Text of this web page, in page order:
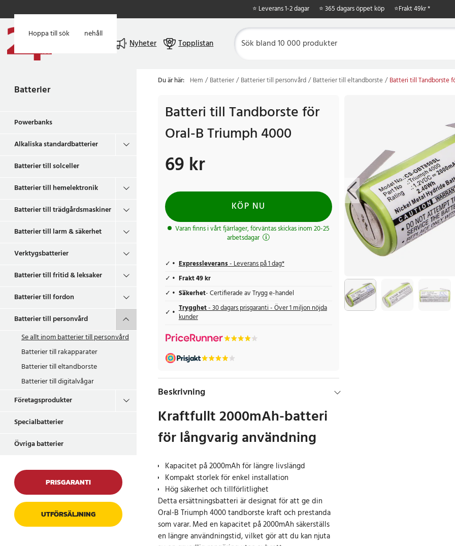
Hoppa till huvudinnehåll
Hoppa till sök
⭐ Leverans 1-2 dagar ⭐ 365 dagars öppet köp ⭐Frakt 49kr *
Nyheter Topplistan
Batterier
Powerbanks
Alkaliska standardbatterier
Batterier till solceller
Batterier till hemelektronik
Batterier till trädgårdsmaskiner
Batterier till larm & säkerhet
Verktygsbatterier
Batterier till fritid & leksaker
Batterier till fordon
Batterier till personvård
Se allt inombatterier till personvård
Batterier till rakapparater
Batterier till eltandborste
Batterier till digitalvågar
Företagsprodukter
Specialbatterier
Övriga batterier
PRISGARANTI
UTFÖRSÄLJNING
Du är här: Hem Batterier Batterier till personvård Batterier till eltandborste Batteri till Tandborste
Batteri till Tandborste för
Oral-B Triumph 4000
Pris:69 kr
69 kr
KÖP NU
Varan finns i vårt fjärrlager, förväntas skickas inom 20-25
arbetsdagar
Expressleverans- Leverans på 1 dag*
Frakt 49 kr
Säkerhet- Certifierade av Trygg e-handel
Trygghet- 30 dagars prisgaranti - Över 1 miljon nöjda
kunder
Beskrivning
Kraftfullt 2000mAh-batteri
för långvarig användning
Kapacitet på 2000mAh för längre livslängd
Kompakt storlek för enkel installation
Hög säkerhet och tillförlitlighet
Detta ersättningsbatteri är designat för att ge din
Oral-B Triumph 4000 tandborste kraft och prestanda
som varar. Med en kapacitet på 2000mAh säkerställs
en längre användningstid, vilket gör att du kan njuta